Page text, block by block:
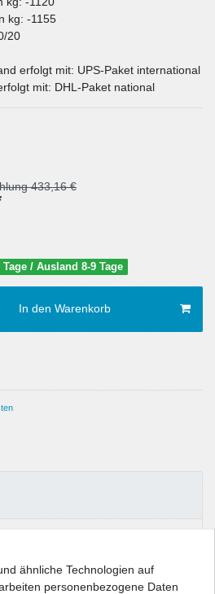
kg: -1155
20
erfolgt mit: UPS-Paket international
mit: DHL-Paket national
433,16 €
/ Ausland 8-9 Tage
In den Warenkorb
ähnliche Technologien auf
personenbezogene Daten